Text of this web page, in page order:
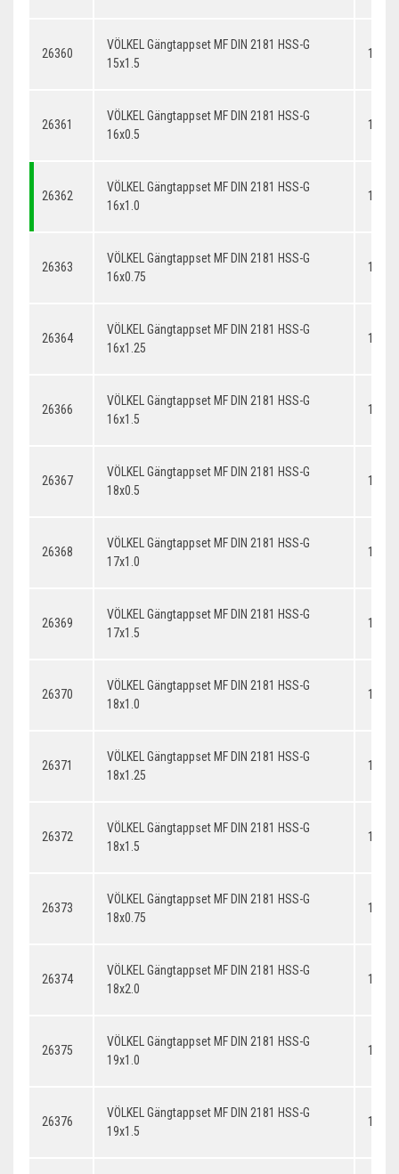
26360
VÖLKEL Gängtappset MF DIN 2181 HSS-G
15x1.5
26361
VÖLKEL Gängtappset MF DIN 2181 HSS-G
16x0.5
26362
VÖLKEL Gängtappset MF DIN 2181 HSS-G
16x1.0
26363
VÖLKEL Gängtappset MF DIN 2181 HSS-G
16x0.75
26364
VÖLKEL Gängtappset MF DIN 2181 HSS-G
16x1.25
26366
VÖLKEL Gängtappset MF DIN 2181 HSS-G
16x1.5
26367
VÖLKEL Gängtappset MF DIN 2181 HSS-G
18x0.5
26368
VÖLKEL Gängtappset MF DIN 2181 HSS-G
17x1.0
26369
VÖLKEL Gängtappset MF DIN 2181 HSS-G
17x1.5
26370
VÖLKEL Gängtappset MF DIN 2181 HSS-G
18x1.0
26371
VÖLKEL Gängtappset MF DIN 2181 HSS-G
18x1.25
26372
VÖLKEL Gängtappset MF DIN 2181 HSS-G
18x1.5
26373
VÖLKEL Gängtappset MF DIN 2181 HSS-G
18x0.75
26374
VÖLKEL Gängtappset MF DIN 2181 HSS-G
18x2.0
26375
VÖLKEL Gängtappset MF DIN 2181 HSS-G
19x1.0
26376
VÖLKEL Gängtappset MF DIN 2181 HSS-G
19x1.5